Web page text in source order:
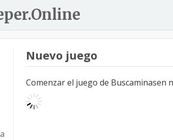
Nuevo juego
Comenzar el juego de Buscaminasen